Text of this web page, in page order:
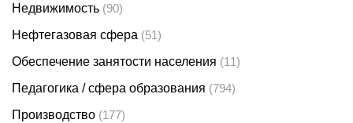
Недвижимость (90)
Нефтегазовая сфера (51)
Обеспечение занятости населения (11)
Педагогика / сфера образования (794)
Производство (177)